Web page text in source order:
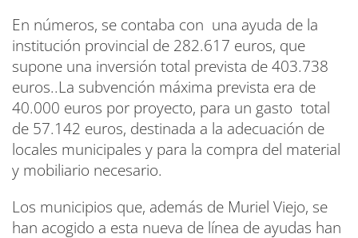
En números, se contaba con una ayuda de la
institución provincial de 282.617 euros, que
supone una inversión total prevista de 403.738
euros..La subvención máxima prevista era de
40.000 euros por proyecto, para un gasto total
de 57.142 euros, destinada a la adecuación de
locales municipales y para la compra del material
y mobiliario necesario.
Los municipios que, además de Muriel Viejo, se
han acogido a esta nueva de línea de ayudas han